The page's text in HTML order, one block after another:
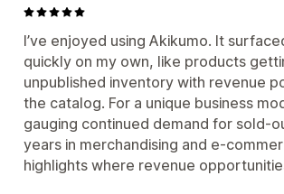
I’ve enjoyed using Akikumo. It
quickly on my own, like products
unpublished inventory with revenue
the catalog. For a unique business
gauging continued demand for sold-
years in merchandising and e-
highlights where revenue